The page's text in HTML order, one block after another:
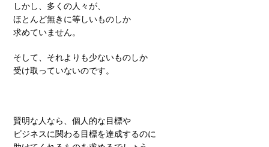
しかし、多くの人々が、
ほとんど無きに等しいものしか
求めていません。
そして、それよりも少ないものしか
受け取っていないのです。
賢明な人なら、個人的な目標や
ビジネスに関わる目標を達成するのに